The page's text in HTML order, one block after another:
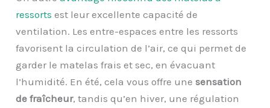
ressorts est leur excellente capacité de
ventilation. Les entre-espaces entre les ressorts
favorisent la circulation de l’air, ce qui permet de
garder le matelas frais et sec, en évacuant
l’humidité. En été, cela vous offre unesensation
de fraîcheur, tandis qu’en hiver, une régulation